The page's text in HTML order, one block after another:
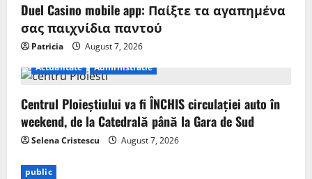
Duel Casino mobile app: Παίξτε τα αγαπημένα
σας παιχνίδια παντού
Patricia
August 7, 2026
Actualitate
Administratie
Centrul Ploieștiului va fi ÎNCHIS circulației auto în
weekend, de la Catedrală până la Gara de Sud
Selena Cristescu August 7, 2026
public